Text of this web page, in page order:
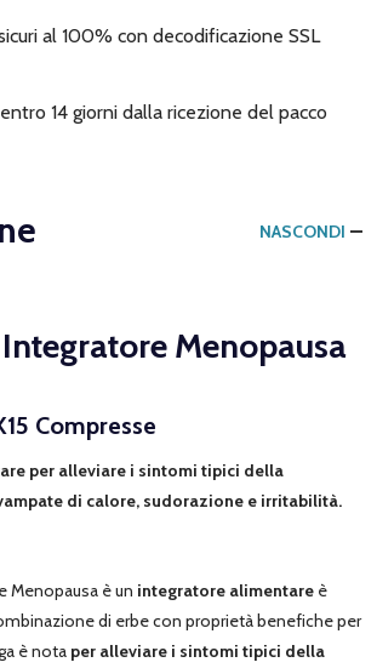
al 100% con decodificazione SSL
14 giorni dalla ricezione del pacco
NASCONDI
Menopausa
Compresse
per alleviare i sintomi tipici della
di calore, sudorazione e irritabilità.
Menopausa è un integratore alimentare è
di erbe con proprietà benefiche per
è nota per alleviare i sintomi tipici della